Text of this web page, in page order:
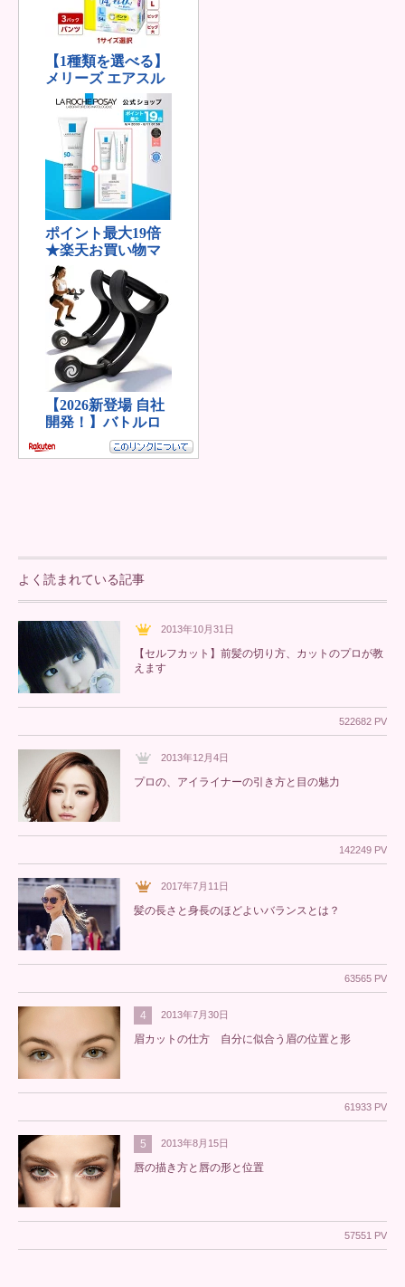
よく読まれている記事
2013年10月31日
【セルフカット】前髪の切り方、カットのプロが教
えます
522682 PV
2013年12月4日
プロの、アイライナーの引き方と目の魅力
142249 PV
2017年7月11日
髪の長さと身長のほどよいバランスとは？
63565 PV
4 2013年7月30日
眉カットの仕方 自分に似合う眉の位置と形
61933 PV
5 2013年8月15日
唇の描き方と唇の形と位置
57551 PV